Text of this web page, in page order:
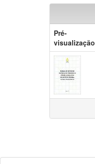
Pré-
visualização